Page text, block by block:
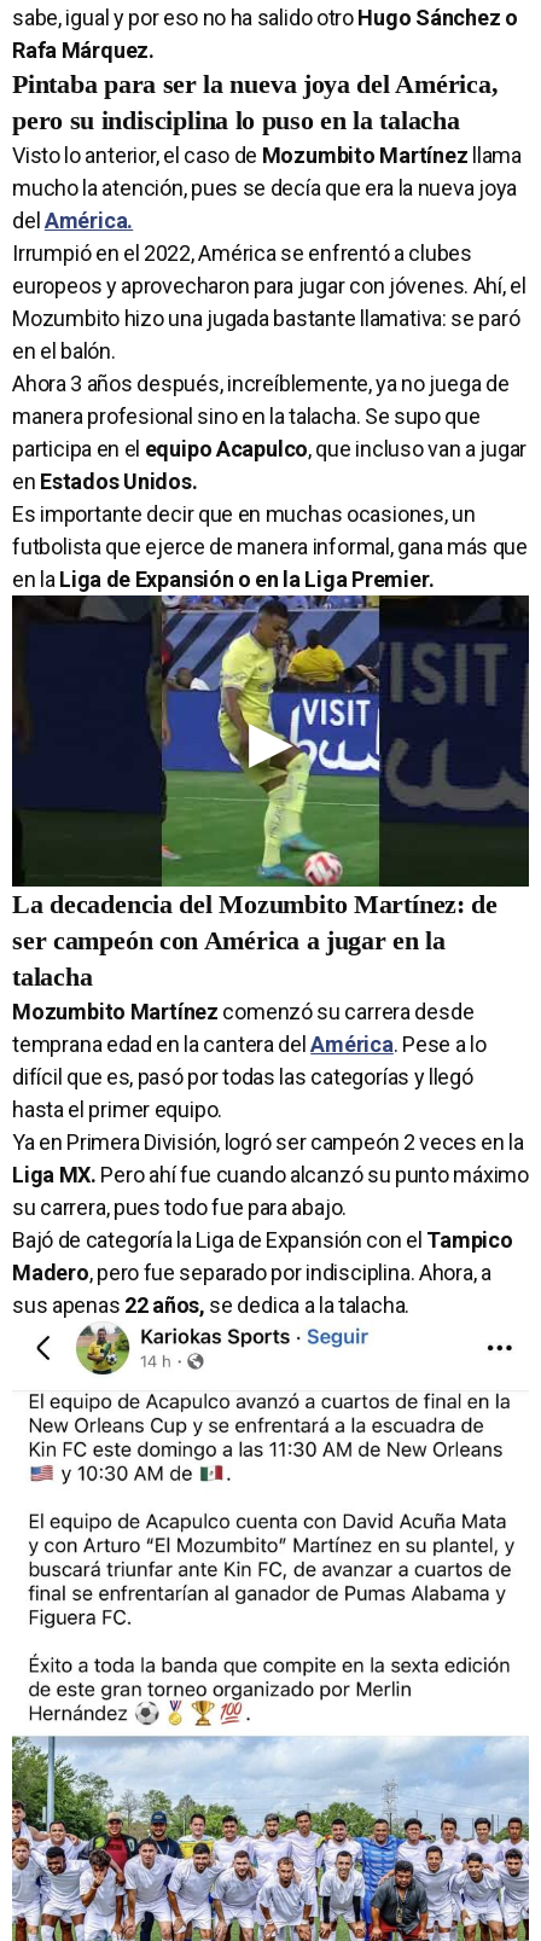
sabe, igual y por eso no ha salido otroHugo Sánchez o
Rafa Márquez.
Pintaba para ser la nueva joya del América,
pero su indisciplina lo puso en la talacha
Visto lo anterior, el caso de Mozumbito Martínez
llama
mucho la atención, pues se decía que era la nueva joya
del América.
Irrumpió en el 2022, América se enfrentó a clubes
europeos y aprovecharon para jugar con jóvenes. Ahí, el
Mozumbito hizo una jugada bastante llamativa: se paró
en el balón.
Ahora 3 años después, increíblemente, ya no juega de
manera profesional sino en la talacha. Se supo que
participa en el equipo Acapulco, que incluso van a jugar
en Estados Unidos.
Es importante decir que en muchas ocasiones, un
futbolista que ejerce de manera informal, gana más que
en laLiga de Expansión o en la Liga Premier.
La decadencia del Mozumbito Martínez: de
ser campeón con América a jugar en la
talacha
Mozumbito Martínez comenzó su carrera desde
temprana edad en la cantera delAmérica. Pese a lo
difícil que es, pasó por todas las categorías y llegó
hasta el primer equipo.
Ya en Primera División, logró ser campeón 2 veces en la
Liga MX. Pero ahí fue cuando alcanzó su punto máximo
su carrera, pues todo fue para abajo.
Bajó de categoría la Liga de Expansión con el Tampico
Madero, pero fue separado por indisciplina. Ahora, a
sus apenas 22 años, se dedica a la talacha.